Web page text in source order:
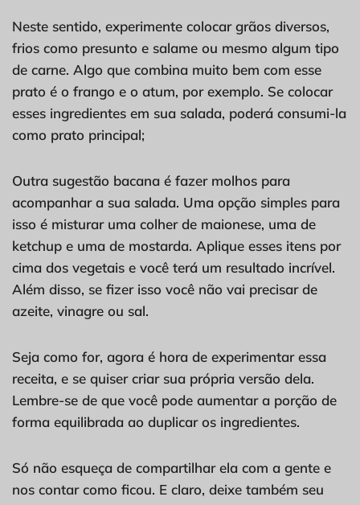
Neste sentido, experimente colocar grãos diversos,
frios como presunto e salame ou mesmo algum tipo
de carne. Algo que combina muito bem com esse
prato é o frango e o atum, por exemplo. Se colocar
esses ingredientes em sua salada, poderá consumi-la
como prato principal;
Outra sugestão bacana é fazer molhos para
acompanhar a sua salada. Uma opção simples para
isso é misturar uma colher de maionese, uma de
ketchup e uma de mostarda. Aplique esses itens por
cima dos vegetais e você terá um resultado incrível.
Além disso, se fizer isso você não vai precisar de
azeite, vinagre ou sal.
Seja como for, agora é hora de experimentar essa
receita, e se quiser criar sua própria versão dela.
Lembre-se de que você pode aumentar a porção de
forma equilibrada ao duplicar os ingredientes.
Só não esqueça de compartilhar ela com a gente e
nos contar como ficou. E claro, deixe também seu